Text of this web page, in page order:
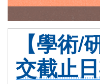
【學術
交截止